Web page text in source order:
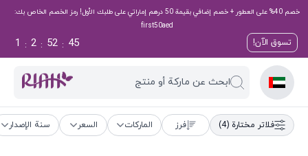
خصم 40% على العطور + خصم إضافي بقيمة 50 درهم إماراتي على طلبك الأول! رمز الخصم الخاص بك:
first50aed
تسوق الآن! 44
:
52
:
2
:
1
ابحث عن ماركة أو منتج
فلاتر مختارة (4) فرز الماركات السعر سنة الإصدار